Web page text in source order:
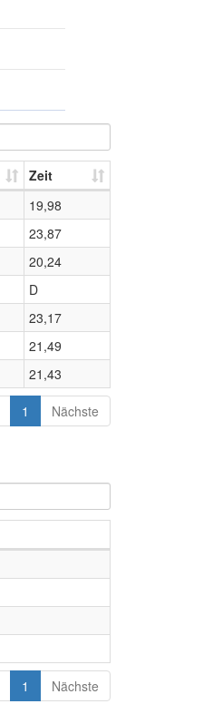
Zeit
19,98
23,87
20,24
D
23,17
21,49
21,43
1 Nächste
1 Nächste